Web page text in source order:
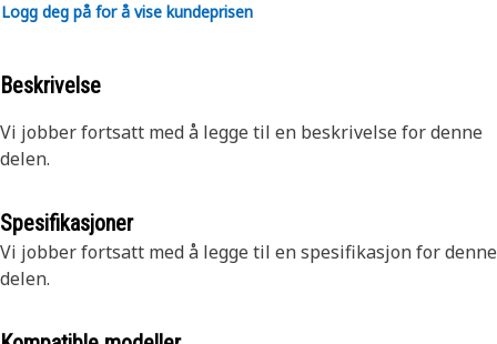
Logg deg på for å vise kundeprisen
Beskrivelse
Vi jobber fortsatt med å legge til en beskrivelse for denne
delen.
Spesifikasjoner
Vi jobber fortsatt med å legge til en spesifikasjon for denne
delen.